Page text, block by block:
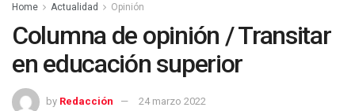
Home Actualidad Opinión
Columna de opinión / Transitar
en educación superior
by Redacción 24 marzo 2022